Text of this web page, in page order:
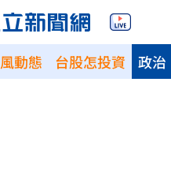
動態 台股怎投資 政治